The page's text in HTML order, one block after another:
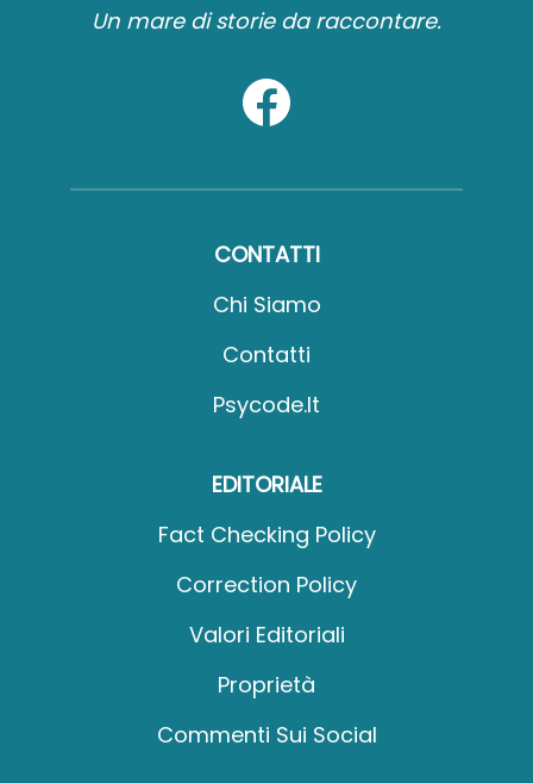
Un mare di storie da raccontare.
CONTATTI
Chi Siamo
Contatti
Psycode.it
EDITORIALE
Fact Checking Policy
Correction Policy
Valori Editoriali
Proprietà
Commenti Sui Social